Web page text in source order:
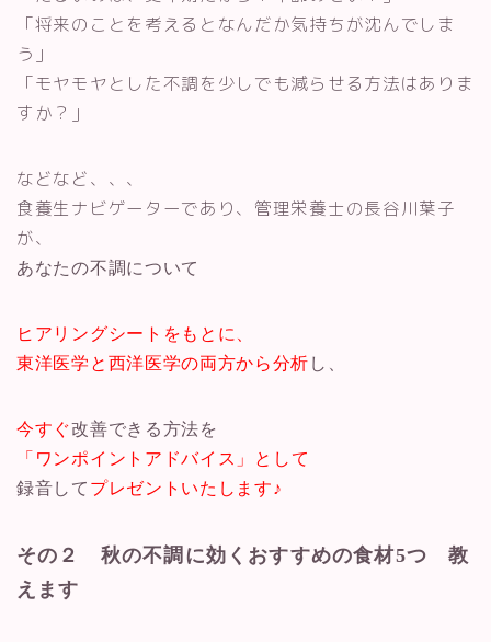
「将来のことを考えるとなんだか気持ちが沈んでしま
う」
「モヤモヤとした不調を少しでも減らせる方法はありま
すか？」
などなど、、、
食養生ナビゲーターであり、管理栄養士の長谷川葉子
が、
あなたの不調について
ヒアリングシートをもとに、
東洋医学と西洋医学の両方から分析 し、
今すぐ改善できる方法を
「ワンポイント アドバイス」として
録音して プレゼントいたします♪
その２ 秋の不調に効くおすすめの食材5つ 教
えます